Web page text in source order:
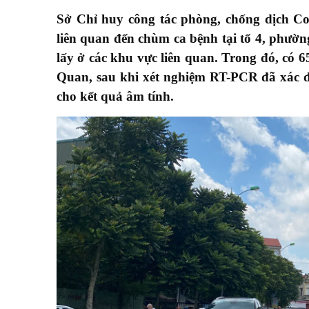
Sở Chỉ huy công tác phòng, chống dịch
liên quan đến chùm ca bệnh tại tổ 4,
lấy ở các khu vực liên quan. Trong đó, có
Quan, sau khi xét nghiệm RT-PCR đã
cho kết quả âm tính.